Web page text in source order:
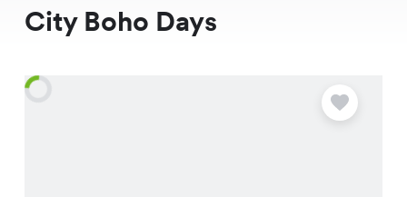
City Boho Days